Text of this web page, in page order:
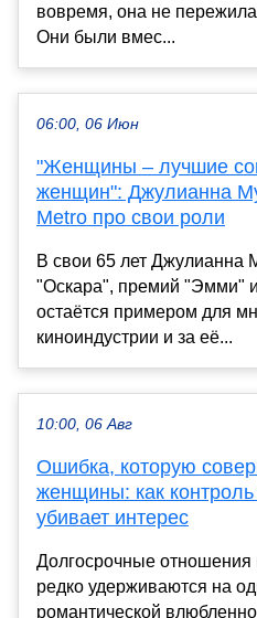
вовремя, она не
Они были вмес...
06:00, 06 Июн
"Женщины – лучшие
женщин": Джулианна
Metro про свои роли
В свои 65 лет Джулианна
"Оскара", премий "Эмми"
остаётся примером для
киноиндустрии и за её...
10:00, 06 Авг
Ошибка, которую
женщины: как
убивает интерес
Долгосрочные
редко удерживаются на
романтической